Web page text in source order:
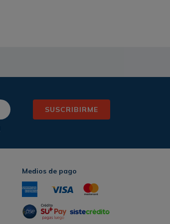
SUSCRIBIRME
Medios de pago